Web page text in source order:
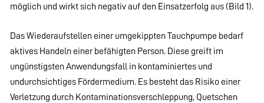
möglich und wirkt sich negativ auf den Einsatzerfolg aus (Bild 1).
Das Wiederaufstellen einer umgekippten Tauchpumpe bedarf
aktives Handeln einer befähigten Person. Diese greift im
ungünstigsten Anwendungsfall in kontaminiertes und
undurchsichtiges Fördermedium. Es besteht das Risiko einer
Verletzung durch Kontaminationsverschleppung, Quetschen